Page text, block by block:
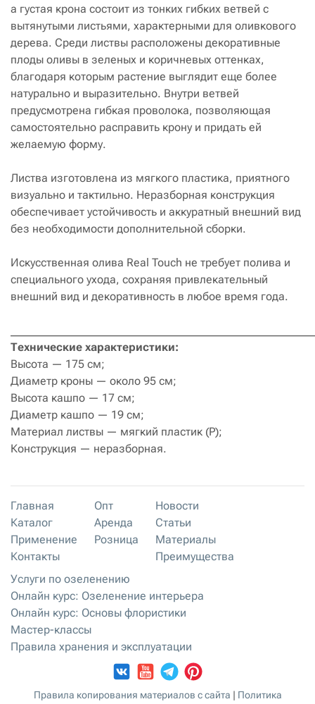
а густая крона состоит из тонких гибких ветвей с
вытянутыми листьями, характерными для оливкового
дерева. Среди листвы расположены декоративные
плоды оливы в зеленых и коричневых оттенках,
благодаря которым растение выглядит еще более
натурально и выразительно. Внутри ветвей
предусмотрена гибкая проволока, позволяющая
самостоятельно расправить крону и придать ей
желаемую форму.
Листва изготовлена из мягкого пластика, приятного
визуально и тактильно. Неразборная конструкция
обеспечивает устойчивость и аккуратный внешний вид
без необходимости дополнительной сборки.
Искусственная олива Real Touch не требует полива и
специального ухода, сохраняя привлекательный
внешний вид и декоративность в любое время года.
Технические характеристики:
Высота — 175 см;
Диаметр кроны — около 95 см;
Высота кашпо — 17 см;
Диаметр кашпо — 19 см;
Материал листвы — мягкий пластик (P);
Конструкция — неразборная.
Главная
Каталог
Применение
Контакты
Опт
Аренда
Розница
Новости
Статьи
Материалы
Преимущества
Услуги по озеленению
Онлайн курс: Озеленение интерьера
Онлайн курс: Основы флористики
Мастер-классы
Правила хранения и эксплуатации
Правила копирования материалов с сайта | Политика